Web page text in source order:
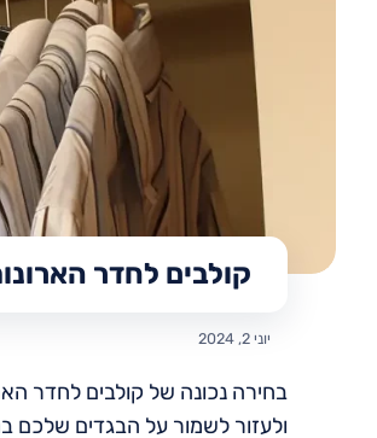
קולבים לחדר
יוני 2, 2024
בחירה נכונה של קולבים לחדר
ולעזור לשמור על הבגדים שלכם